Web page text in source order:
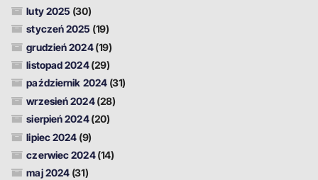
luty 2025 (30)
styczeń 2025 (19)
grudzień 2024(19)
listopad 2024(29)
październik 2024(31)
wrzesień 2024(28)
sierpień 2024(20)
lipiec 2024 (9)
czerwiec 2024(14)
maj 2024 (31)